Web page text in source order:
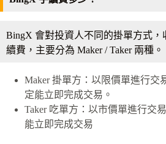
BingX 會對投資人不同的掛單方式，
續費，主要分為 Maker / Taker 兩種。
Maker 掛單方：以限價單進行交
定能立即完成交易。
Taker 吃單方：以市價單進行交
能立即完成交易